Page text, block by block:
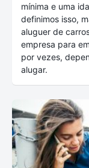
mínima e uma
definimos isso,
aluguer de
empresa para
por vezes,
alugar.